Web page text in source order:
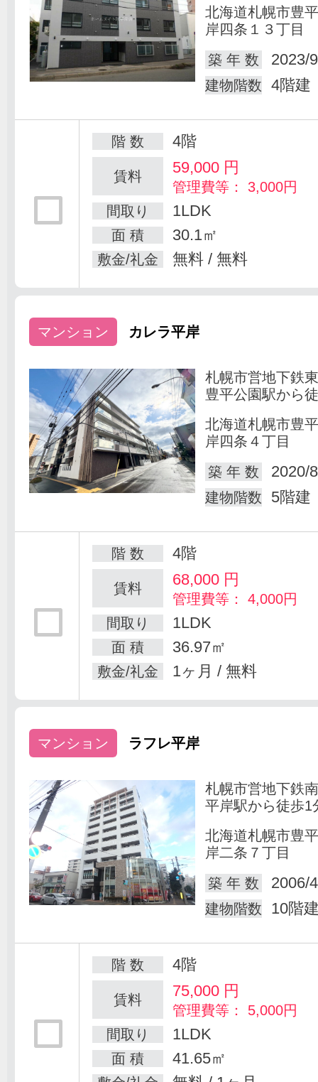
北海道札幌市豊
岸四条１３丁目
築 年 数
2023/
建物階数 4階建
階 数 4階
賃料 59,000円
管理費等： 3,000円
間取り
1LDK
面 積 30.1㎡
敷金/礼金 無料 / 無料
マンション カレラ平岸
札幌市営地下鉄
豊平公園駅から
北海道札幌市豊
岸四条４丁目
築 年 数
2020/
建物階数 5階建
階 数 4階
賃料 68,000円
管理費等： 4,000円
間取り
1LDK
面 積 36.97㎡
敷金/礼金 1ヶ月 / 無料
マンション ラフレ平岸
札幌市営地下鉄
平岸駅から徒歩1
北海道札幌市豊
岸二条７丁目
築 年 数
2006/
建物階数 10階
階 数 4階
賃料 75,000円
管理費等： 5,000円
間取り
1LDK
面 積 41.65㎡